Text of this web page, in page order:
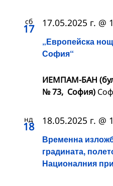
сб
17
„Европейска
София“
17.05.2025 г. @
ИЕМПАМ-БАН
№ 73, София)
нд
18
Временна
градината,
Националния
18.05.2025 г. @